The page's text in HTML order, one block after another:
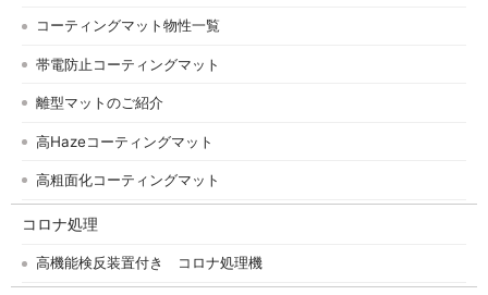
コーティングマット物性一覧
帯電防止コーティングマット
離型マットのご紹介
高Hazeコーティングマット
高粗面化コーティングマット
コロナ処理
高機能検反装置付き コロナ処理機